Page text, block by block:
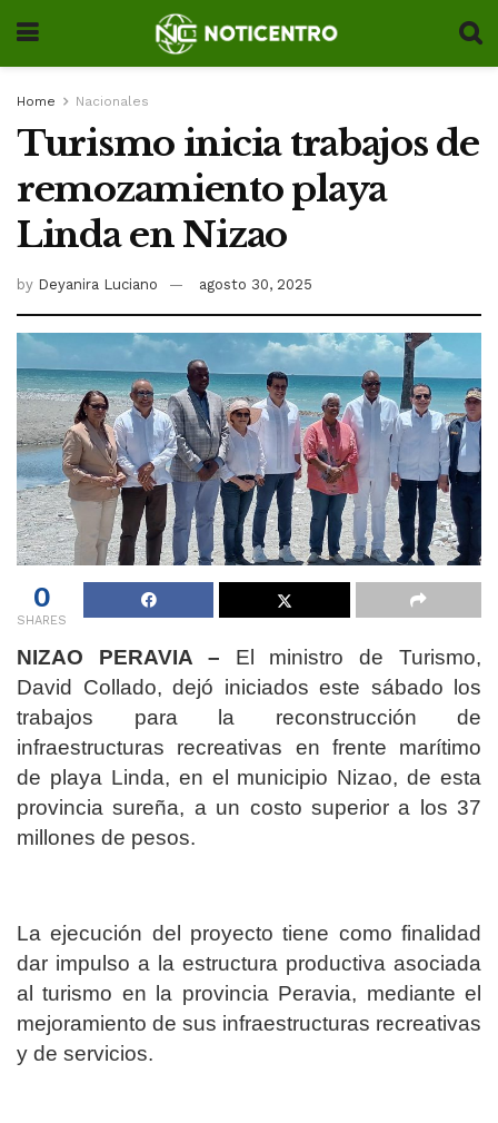
Home Nacionales
Turismo inicia trabajos de
remozamiento playa
Linda en Nizao
by Deyanira Luciano agosto 30, 2025
0
SHARES
NIZAO PERAVIA – El ministro de Turismo,
David Collado, dejó iniciados este sábado los
trabajos para la reconstrucción de
infraestructuras recreativas en frente marítimo
de playa Linda, en el municipio Nizao, de esta
provincia sureña, a un costo superior a los 37
millones de pesos.
La ejecución del proyecto tiene como finalidad
dar impulso a la estructura productiva asociada
al turismo en la provincia Peravia, mediante el
mejoramiento de sus infraestructuras recreativas
y de servicios.